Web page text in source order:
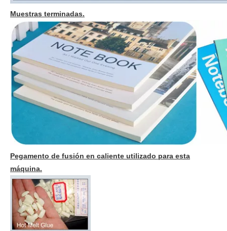
Muestras terminadas.
Pegamento de fusión en caliente utilizado para esta
máquina.